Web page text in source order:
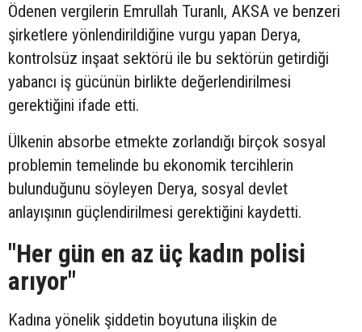
Ödenen vergilerin Emrullah Turanlı, AKSA ve benzeri
şirketlere yönlendirildiğine vurgu yapan Derya,
kontrolsüz inşaat sektörü ile bu sektörün getirdiği
yabancı iş gücünün birlikte değerlendirilmesi
gerektiğini ifade etti.
Ülkenin absorbe etmekte zorlandığı birçok sosyal
problemin temelinde bu ekonomik tercihlerin
bulunduğunu söyleyen Derya, sosyal devlet
anlayışının güçlendirilmesi gerektiğini kaydetti.
"Her gün en az üç kadın polisi
arıyor"
Kadına yönelik şiddetin boyutuna ilişkin de